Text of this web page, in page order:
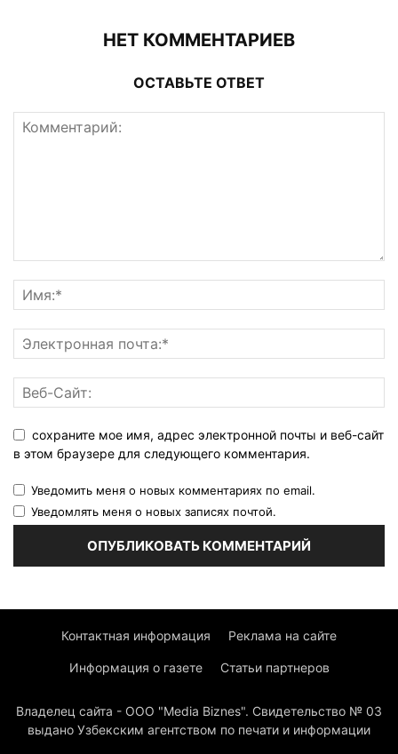
НЕТ КОММЕНТАРИЕВ
ОСТАВЬТЕ ОТВЕТ
сохраните мое имя, адрес электронной почты и веб-сайт
в этом браузере для следующего комментария.
Уведомить меня о новых комментариях по email.
Уведомлять меня о новых записях почтой.
Контактная информация Реклама на сайте
Информация о газете Статьи партнеров
Владелец сайта - ООО "Media Biznes". Свидетельство № 03
выдано Узбекским агентством по печати и информации